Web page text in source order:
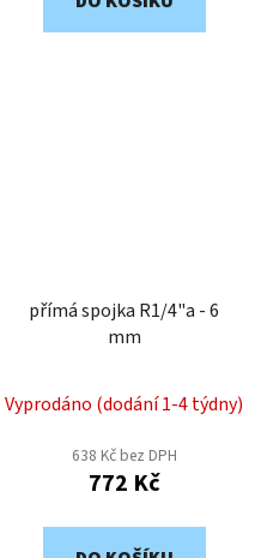
přímá spojka R1/4"a - 6
mm
Vyprodáno (dodání 1-4 týdny)
638 Kč bez DPH
772 Kč